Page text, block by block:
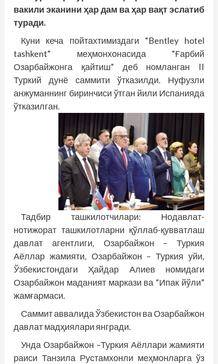
вакили эканини ҳар дам ва ҳар вақт эслатиб
туради.
Куни кеча пойтахтимиздаги “Bentley hotel
tashkent” меҳмонхонасида “Ғарбий
Озарбайжонга қайтиш” деб номланган II
Туркий дунё саммити ўтказилди. Нуфузли
анжуманнинг би­­ринчиси ўтган йили Испанияда
ўтказилган.
Тадбир ташкилотчилари: Нодав­лат-
нотижорат ташкилотларни қўллаб-қувватлаш
давлат агентлиги, Озарбайжон – Туркия
Аёллар жамияти, Озарбайжон – Туркия уйи,
Ўзбекистондаги Ҳайдар Алиев номидаги
Озарбайжон маданият маркази ва “Ипак йўли”
жамғармаси.
Саммит аввалида Ўзбекистон ва Озарбайжон
давлат мадҳиялари янг­ради.
Унда Озарбайжон –Туркия Аёллари жамияти
раиси Танзила Рустамхонли меҳмонларга ўз